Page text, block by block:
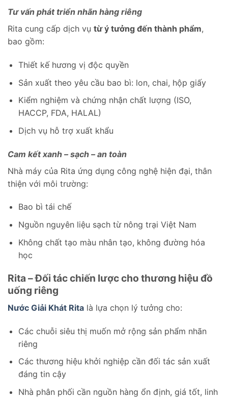
Tư vấn phát triển nhãn hàng riêng
Rita cung cấp dịch vụ từ ý tưởng đến thành phẩm,
bao gồm:
Thiết kế hương vị độc quyền
Sản xuất theo yêu cầu bao bì: lon, chai, hộp giấy
Kiểm nghiệm và chứng nhận chất lượng (ISO,
HACCP, FDA, HALAL)
Dịch vụ hỗ trợ xuất khẩu
Cam kết xanh – sạch – an toàn
Nhà máy của Rita ứng dụng công nghệ hiện đại, thân
thiện với môi trường:
Bao bì tái chế
Nguồn nguyên liệu sạch từ nông trại Việt Nam
Không chất tạo màu nhân tạo, không đường hóa
học
Rita – Đối tác chiến lược cho thương hiệu đồ
uống riêng
Nước Giải Khát Rita là lựa chọn lý tưởng cho:
Các chuỗi siêu thị muốn mở rộng sản phẩm nhãn
riêng
Các thương hiệu khởi nghiệp cần đối tác sản xuất
đáng tin cậy
Nhà phân phối cần nguồn hàng ổn định, giá tốt, linh